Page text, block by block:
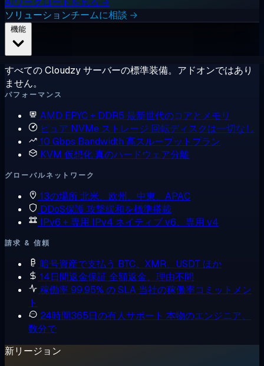
ソリューションチームに相談 →
すべての Cloudzy サーバーの標準装備。アドオンではあり
ません。
パフォーマンス
AMD EPYC + DDR5 最新世代のコアとメモリ
ピュア NVMe ストレージ 回転ディスクは一切なし
10 Gbps Bandwidth 高スループットプラン
KVM 仮想化真のハードウェア分離
グローバルネットワーク
13の場所北米、欧州、中東、APAC
DDoS保護攻撃緩和を標準搭載
IPv6 + 専用 IPv4 ネイティブ v6、専用 v4
請求 & 信頼
暗号資産で支払う BTC、XMR、USDT ほか
14日間返金保証 全額返金、理由不問
稼働率 99.95% の SLA 当社の稼働率コミットメン
ト
24時間365日の有人サポート 本物のエンジニア、
数分で
新リージョン